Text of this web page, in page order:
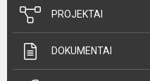
PROJEKTAI
DOKUMENTAI